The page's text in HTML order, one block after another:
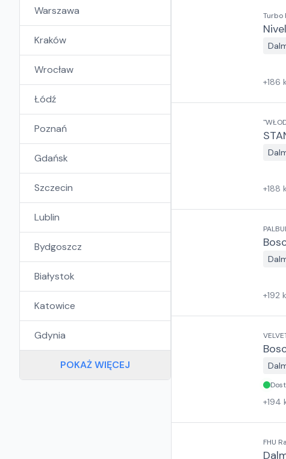
Turbo
+186
+188
+192
+194
FHU
Warszawa
Kraków
Wrocław
Łódź
Poznań
Gdańsk
Szczecin
Lublin
Bydgoszcz
Białystok
Katowice
Gdynia
POKAŻ WIĘCEJ